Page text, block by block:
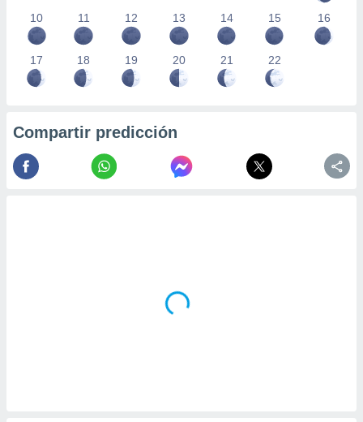
10 11 12 13 14 15 16
17 18 19 20 21 22
Compartir predicción